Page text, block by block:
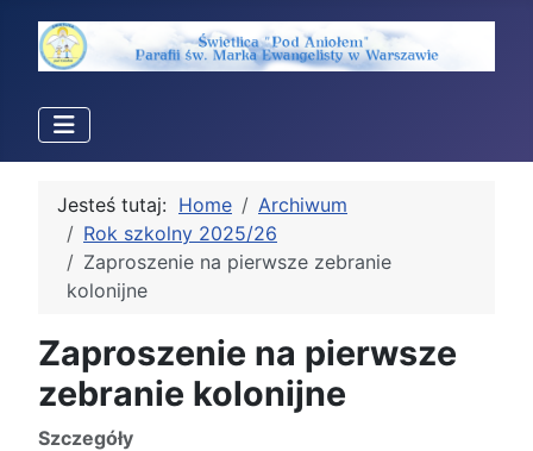
Jesteś tutaj: Home
Archiwum
Rok szkolny 2025/26
Zaproszenie na pierwsze zebranie
kolonijne
Zaproszenie na pierwsze
zebranie kolonijne
Szczegóły